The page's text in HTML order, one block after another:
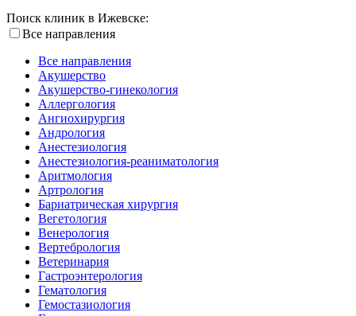
Поиск клиник в Ижевске:
Все направления
Все направления
Акушерство
Акушерство-гинекология
Аллергология
Ангиохирургия
Андрология
Анестезиология
Анестезиология-реаниматология
Аритмология
Артрология
Бариатрическая хирургия
Вегетология
Венерология
Вертебрология
Ветеринария
Гастроэнтерология
Гематология
Гемостазиология